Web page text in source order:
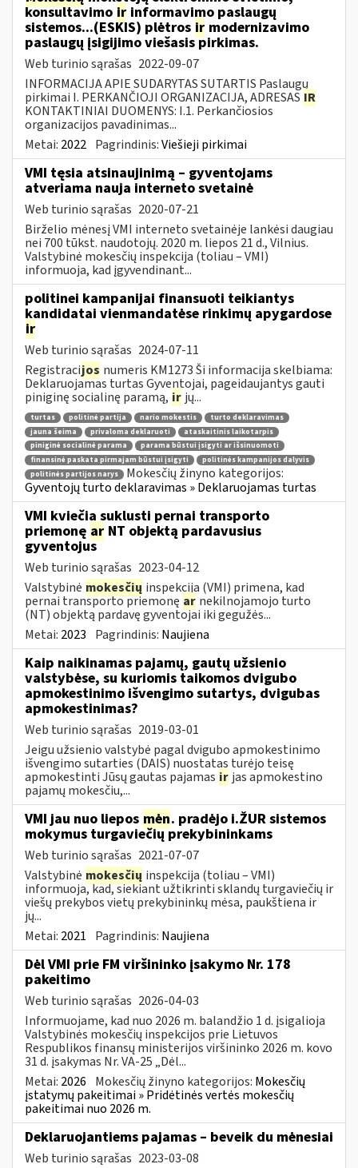
konsultavimo ir informavimo paslaugų
sistemos...(ESKIS) plėtros ir modernizavimo
paslaugų įsigijimo viešasis pirkimas.
Web turinio sąrašas 2022-09-07
INFORMACIJA APIE SUDARYTAS SUTARTIS Paslaugų
pirkimai I. PERKANČIOJI ORGANIZACIJA, ADRESAS IR
KONTAKTINIAI DUOMENYS: I.1. Perkančiosios
organizacijos pavadinimas...
Metai: 2022 Pagrindinis:Viešieji pirkimai
VMI tęsia atsinaujinimą – gyventojams
atveriama nauja interneto svetainė
Web turinio sąrašas 2020-07-21
Birželio mėnesį VMI interneto svetainėje lankėsi daugiau
nei 700 tūkst. naudotojų. 2020 m. liepos 21 d., Vilnius.
Valstybinė mokesčių inspekcija (toliau – VMI)
informuoja, kad įgyvendinant...
politinei kampanijai finansuoti teikiantys
kandidatai vienmandatėse rinkimų apygardose
ir
Web turinio sąrašas 2024-07-11
Registracijos numeris KM1273 Ši informacija skelbiama:
Deklaruojamas turtas Gyventojai, pageidaujantys gauti
piniginę socialinę paramą, ir jų...
turtas politinė partija nario mokestis
turto deklaravimas
jauna šeima
privaloma deklaruoti
ataskaitinis laikotarpis
piniginė socialinė parama
parama būstui įsigyti ar išsinuomoti
finansinė paskata pirmajam būstui įsigyti
politinės kampanijos dalyvis
politinės partijos narys
Mokesčių žinyno kategorijos:
Gyventojų turto deklaravimas » Deklaruojamas turtas
VMI kviečia suklusti pernai transporto
priemonę ar NT objektą pardavusius
gyventojus
Web turinio sąrašas 2023-04-12
Valstybinė mokesčių inspekcija (VMI) primena, kad
pernai transporto priemonę ar nekilnojamojo turto
(NT) objektą pardavę gyventojai iki gegužės...
Metai: 2023 Pagrindinis: Naujiena
Kaip naikinamas pajamų, gautų užsienio
valstybėse, su kuriomis taikomos dvigubo
apmokestinimo išvengimo sutartys, dvigubas
apmokestinimas?
Web turinio sąrašas 2019-03-01
Jeigu užsienio valstybė pagal dvigubo apmokestinimo
išvengimo sutarties (DAIS) nuostatas turėjo teisę
apmokestinti Jūsų gautas pajamas ir jas apmokestino
pajamų mokesčiu,...
VMI jau nuo liepos mėn. pradėjo i.ŽUR sistemos
mokymus turgaviečių prekybininkams
Web turinio sąrašas 2021-07-07
Valstybinė mokesčių inspekcija (toliau – VMI)
informuoja, kad, siekiant užtikrinti sklandų turgaviečių ir
viešų prekybos vietų prekybininkų mėsa, paukštiena ir
jų...
Metai: 2021 Pagrindinis: Naujiena
Dėl VMI prie FM viršininko įsakymo Nr. 178
pakeitimo
Web turinio sąrašas 2026-04-03
Informuojame, kad nuo 2026 m. balandžio 1 d. įsigalioja
Valstybinės mokesčių inspekcijos prie Lietuvos
Respublikos finansų ministerijos viršininko 2026 m. kovo
31 d. įsakymas Nr. VA-25 „Dėl...
Metai: 2026 Mokesčių žinyno kategorijos: Mokesčių
įstatymų pakeitimai » Pridėtinės vertės mokesčių
pakeitimai nuo 2026 m.
Deklaruojantiems pajamas – beveik du mėnesiai
Web turinio sąrašas 2023-03-08